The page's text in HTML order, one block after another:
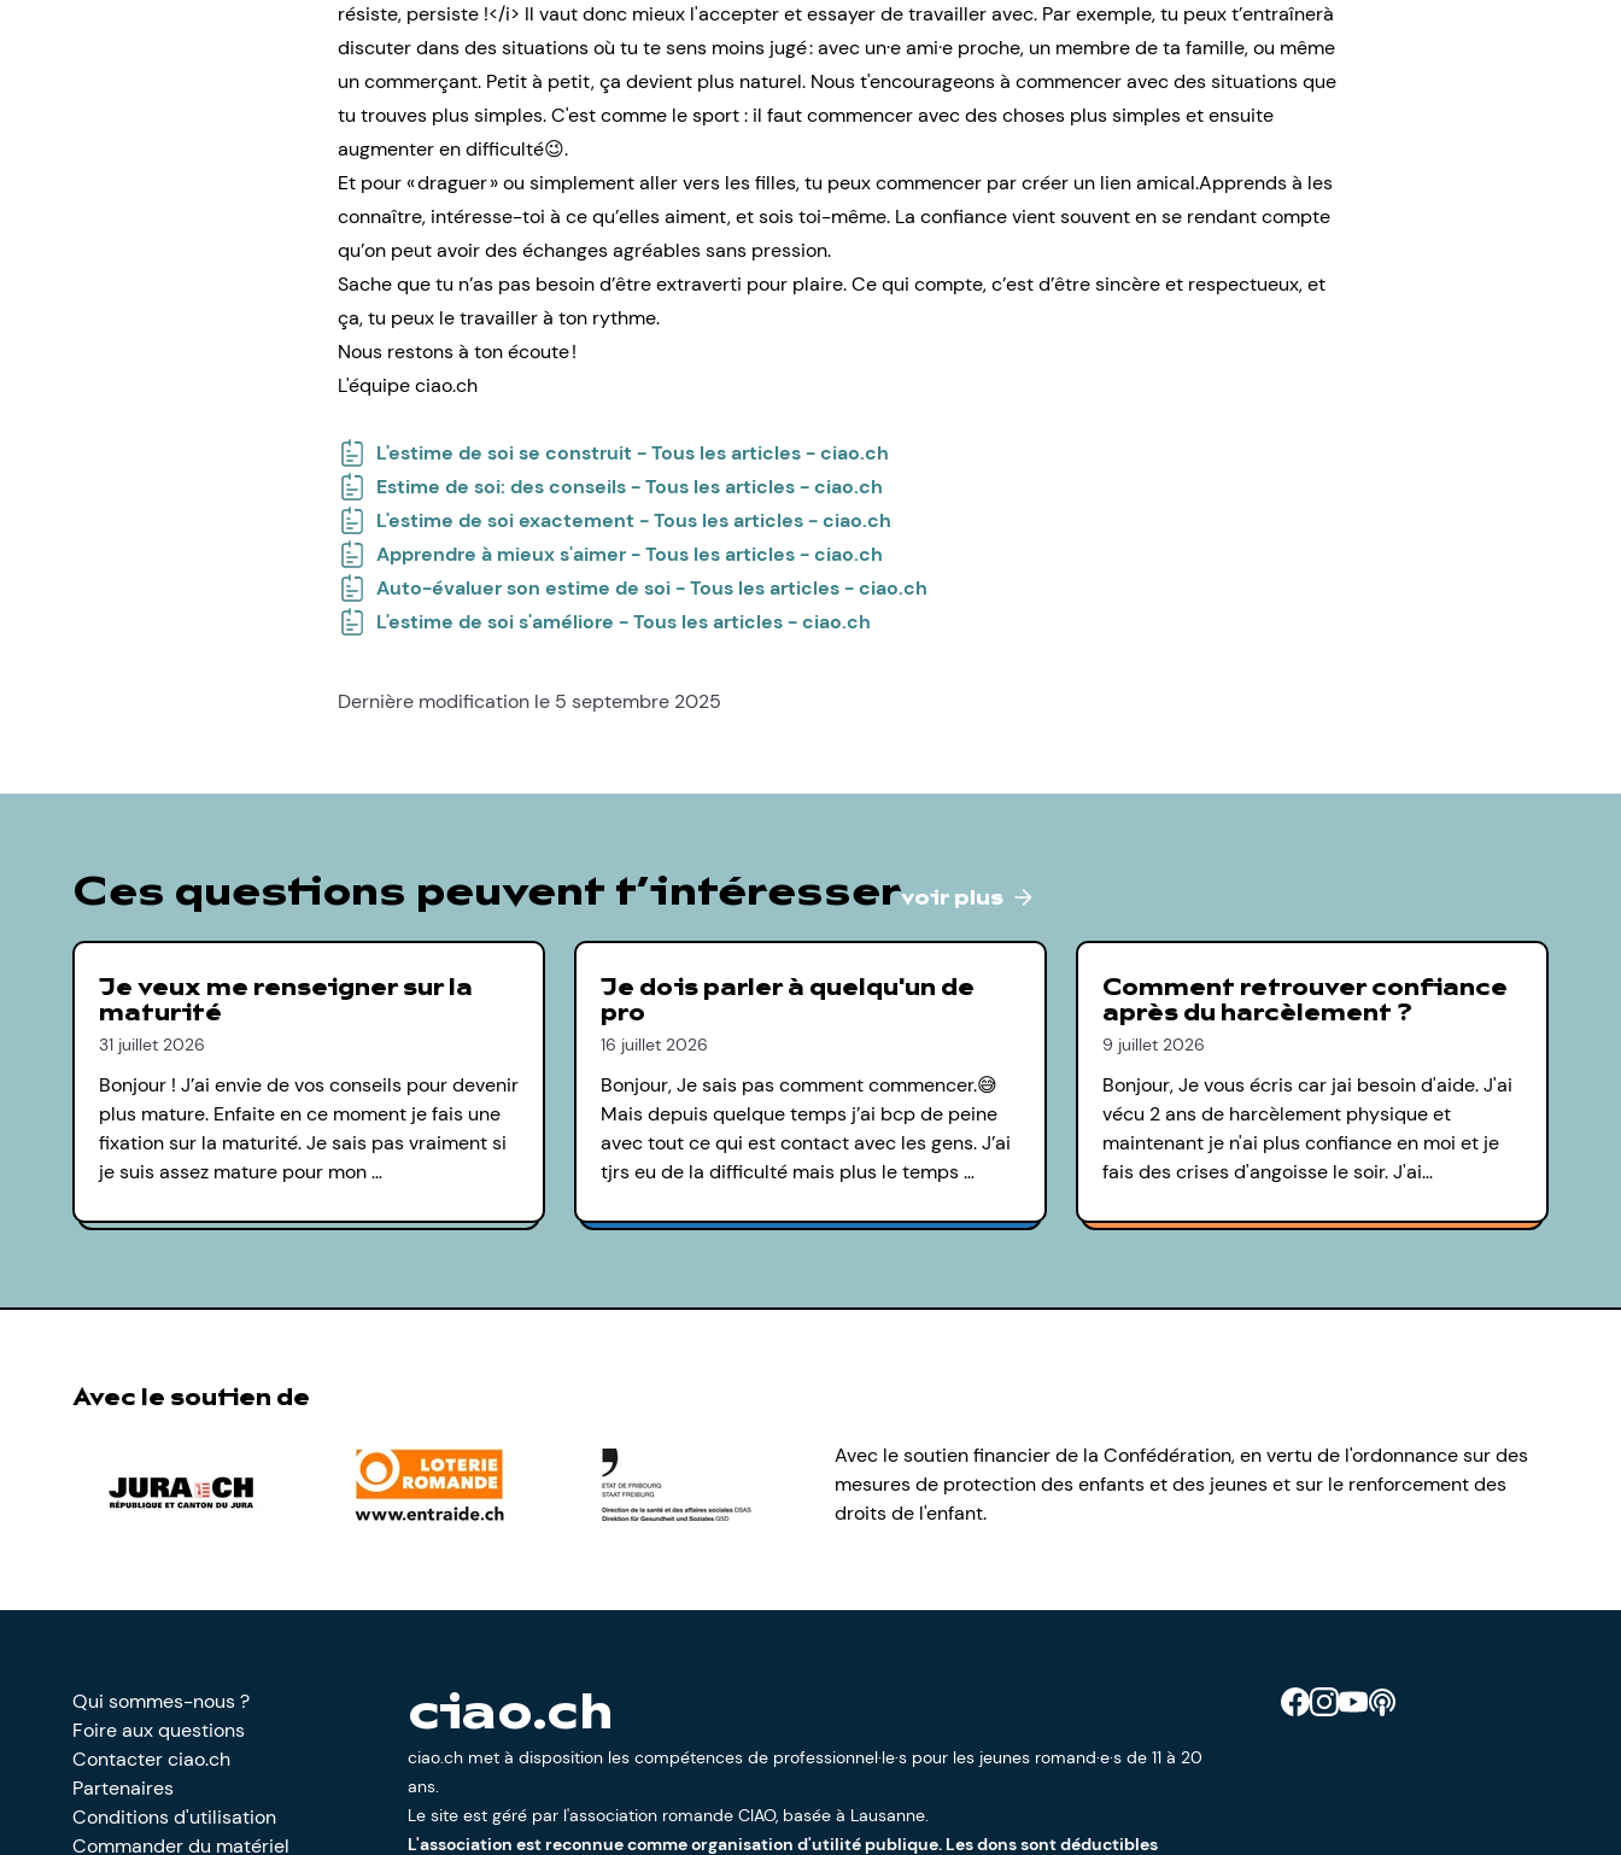
résiste, persiste !</i> Il vaut donc mieux l'accepter et essayer de travailler avec. Par exemple, tu peux t’entraînerà
discuter dans des situations où tu te sens moins jugé : avec un·e ami·e proche, un membre de ta famille, ou même
un commerçant. Petit à petit, ça devient plus naturel. Nous t'encourageons à commencer avec des situations que
tu trouves plus simples. C'est comme le sport : il faut commencer avec des choses plus simples et ensuite
augmenter en difficulté😉.
Et pour « draguer » ou simplement aller vers les filles, tu peux commencer par créer un lien amical.Apprends à les
connaître, intéresse-toi à ce qu’elles aiment, et sois toi-même. La confiance vient souvent en se rendant compte
qu’on peut avoir des échanges agréables sans pression.
Sache que tu n’as pas besoin d’être extraverti pour plaire. Ce qui compte, c’est d’être sincère et respectueux, et
ça, tu peux le travailler à ton rythme.
Nous restons à ton écoute !
L'équipe ciao.ch
L'estime de soi se construit - Tous les articles - ciao.ch
Estime de soi: des conseils - Tous les articles - ciao.ch
L'estime de soi exactement - Tous les articles - ciao.ch
Apprendre à mieux s'aimer - Tous les articles - ciao.ch
Auto-évaluer son estime de soi - Tous les articles - ciao.ch
L'estime de soi s'améliore - Tous les articles - ciao.ch
Dernière modification le 5 septembre 2025
Ces questions peuvent t’intéresservoir plus
Je veux me renseigner sur la
maturité
31 juillet 2026
Bonjour ! J’ai envie de vos conseils pour devenir
plus mature. Enfaite en ce moment je fais une
fixation sur la maturité. Je sais pas vraiment si
je suis assez mature pour mon …
Je dois parler à quelqu'un de
pro
16 juillet 2026
Bonjour, Je sais pas comment commencer.😅
Mais depuis quelque temps j’ai bcp de peine
avec tout ce qui est contact avec les gens. J’ai
tjrs eu de la difficulté mais plus le temps …
Comment retrouver confiance
après du harcèlement ?
9 juillet 2026
Bonjour, Je vous écris car jai besoin d'aide. J'ai
vécu 2 ans de harcèlement physique et
maintenant je n'ai plus confiance en moi et je
fais des crises d'angoisse le soir. J'ai…
Avec le soutien de
Avec le soutien financier de la Confédération, en vertu de l'ordonnance sur des
mesures de protection des enfants et des jeunes et sur le renforcement des
droits de l'enfant.
Retrouve CIAO sur Facebook
Retrouve CIAO sur Instagram
Retrouve CIAO sur YouTube
Découvre notre podcast
Qui sommes-nous ?
Foire aux questions
Contacter ciao.ch
Partenaires
Conditions d'utilisation
Commander du matériel
ciao.ch
ciao.ch met à disposition les compétences de professionnel·le·s pour les jeunes romand·e·s de 11 à 20
ans.
Le site est géré par l'association romande CIAO, basée à Lausanne.
L'association est reconnue comme organisation d'utilité publique. Les dons sont déductibles